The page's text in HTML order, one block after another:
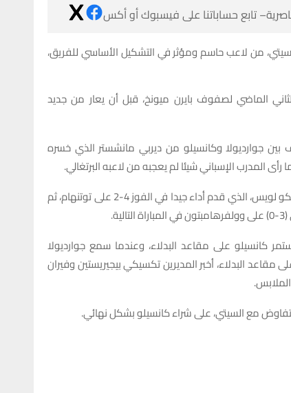
تابع حساباتنا على فيسبوك أو أكس
من لاعب حاسم ومؤثر في التشكيل الأساسي للفريق،
الماضي لصفوف بايرن ميونخ، قبل أن يعار من جديد
بين جوارديولا وكانسيلو من ديربي مانشستر الذي خسره
وفي المباراة التالية، تم استبعاد كانسيلو لصالح ريكو لويس، الذي قدم أداء جيدا في الفوز 4-2 على توتنهام، ثم
كانسيلو على مقاعد البدلاء، وعندما سمع جوارديولا
البدلاء، أخبر المديرين تكسيكي بيجيريستين وفيران
مع السيتي، على شراء كانسيلو بشكل نهائي.